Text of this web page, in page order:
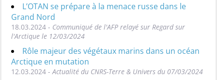
L’OTAN se prépare à la menace russe dans le
Grand Nord
18.03.2024 - Communiqué de l'AFP relayé sur Regard sur
l'Arctique le 12/03/2024
Rôle majeur des végétaux marins dans un océan
Arctique en mutation
12.03.2024 - Actualité du CNRS-Terre & Univers du 07/03/2024